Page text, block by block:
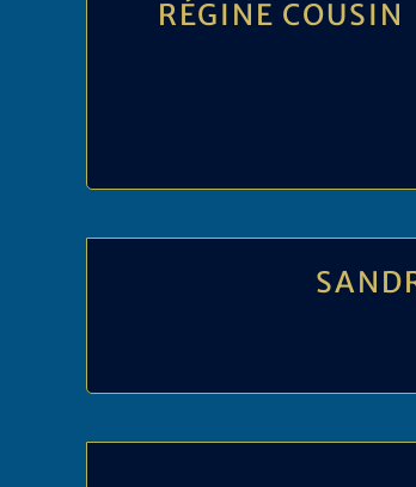
RÉGINE COUSIN